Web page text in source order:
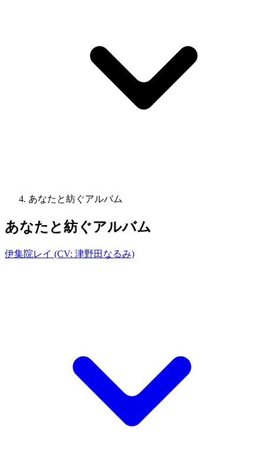
あなたと紡ぐアルバム
あなたと紡ぐアルバム
伊集院レイ (CV: 津野田なるみ)